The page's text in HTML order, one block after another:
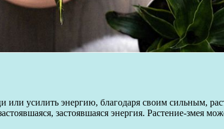
или усилить энергию, благодаря своим сильным,
застоявшаяся энергия. Растение-змея